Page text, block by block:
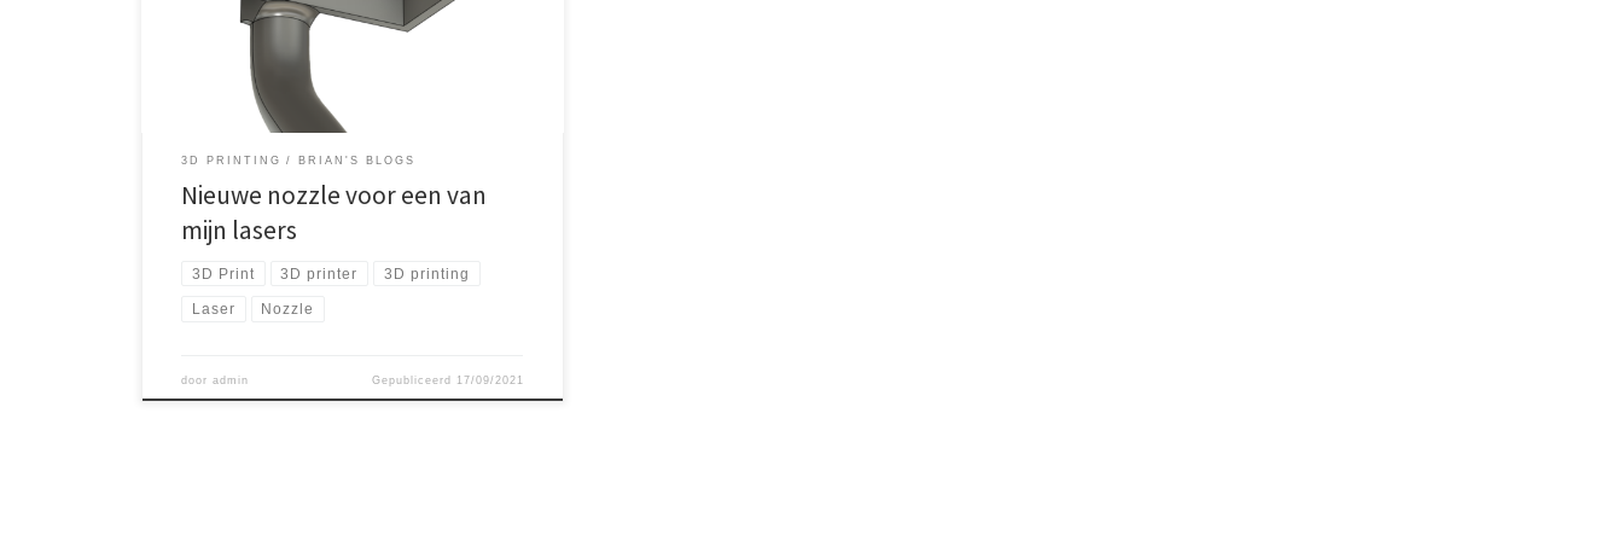
een paar veranderingen bedacht, en dus ook een
nieuw ontwerp gemaakt voor een betere nozzle.
Hierbij de betere nozzle.
3D PRINTING BRIAN'S BLOGS
Nieuwe nozzle voor een van
mijn lasers
3D Print 3D printer 3D printing
Laser Nozzle
dooradmin Gepubliceerd 17/09/2021